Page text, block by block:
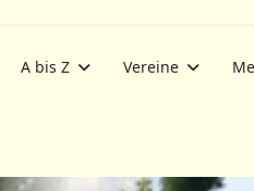
A bis Z Vereine